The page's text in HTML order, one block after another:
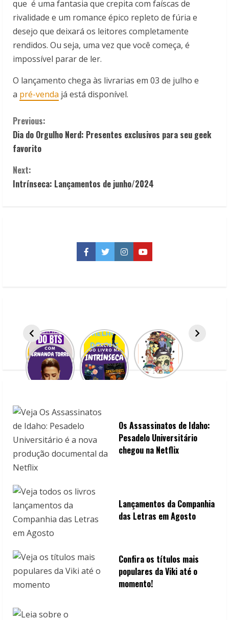
que é uma fantasia que crepita com faíscas de
rivalidade e um romance épico repleto de fúria e
desejo que deixará os leitores completamente
rendidos. Ou seja, uma vez que você começa, é
impossível parar de ler.
O lançamento chega às livrarias em 03 de julho e
a pré-venda já está disponível.
C
o
n
t
n
g
Previous:
Dia do Orgulho Nerd: Presentes exclusivos para seu geek
favorito
Next:
Intrínseca: Lançamentos de junho/2024
Facebook
TwitterInstagramYouTube
Os Assassinatos de Idaho:
Pesadelo Universitário
chegou na Netflix
Lançamentos da Companhia
das Letras em Agosto
Confira os títulos mais
populares da Viki até o
momento!